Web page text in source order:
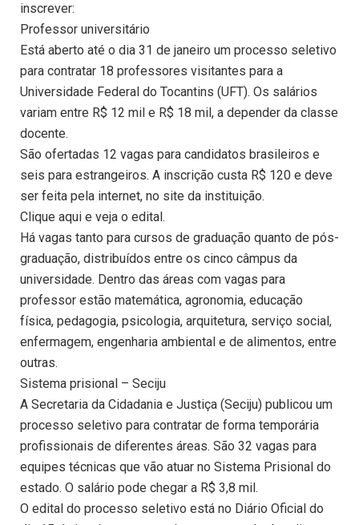
inscrever:
Professor universitário
Está aberto até o dia 31 de janeiro um processo seletivo
para contratar 18 professores visitantes para a
Universidade Federal do Tocantins (UFT). Os salários
variam entre R$ 12 mil e R$ 18 mil, a depender da classe
docente.
São ofertadas 12 vagas para candidatos brasileiros e
seis para estrangeiros. A inscrição custa R$ 120 e deve
ser feita pela internet, no site da instituição.
Clique aqui e veja o edital.
Há vagas tanto para cursos de graduação quanto de pós-
graduação, distribuídos entre os cinco câmpus da
universidade. Dentro das áreas com vagas para
professor estão matemática, agronomia, educação
física, pedagogia, psicologia, arquitetura, serviço social,
enfermagem, engenharia ambiental e de alimentos, entre
outras.
Sistema prisional – Seciju
A Secretaria da Cidadania e Justiça (Seciju) publicou um
processo seletivo para contratar de forma temporária
profissionais de diferentes áreas. São 32 vagas para
equipes técnicas que vão atuar no Sistema Prisional do
estado. O salário pode chegar a R$ 3,8 mil.
O edital do processo seletivo está no Diário Oficial do